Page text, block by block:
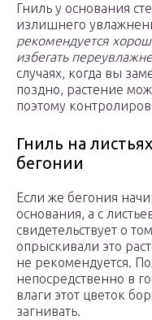
Гниль у основания
излишнего
рекомендуется
избегать
случаях, когда вы
поздно, растение
поэтому
Гниль на
бегонии
Если же бегония
основания, а с
свидетельствует о
опрыскивали это
не рекомендуется.
непосредственно в
влаги этот цветок
загнивать.